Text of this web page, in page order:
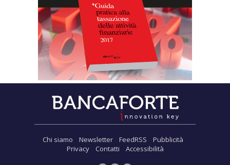
Chi siamo Newsletter FeedRSS
Pubblicità
Privacy
Contatti Accessibilità